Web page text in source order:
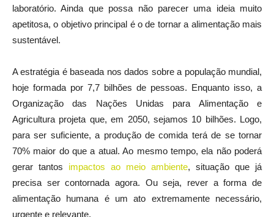
laboratório. Ainda que possa não parecer uma ideia muito
apetitosa, o objetivo principal é o de tornar a alimentação mais
sustentável.
A estratégia é baseada nos dados sobre a população mundial,
hoje formada por 7,7 bilhões de pessoas. Enquanto isso, a
Organização das Nações Unidas para Alimentação e
Agricultura projeta que, em 2050, sejamos 10 bilhões. Logo,
para ser suficiente, a produção de comida terá de se tornar
70% maior do que a atual. Ao mesmo tempo, ela não poderá
gerar tantos impactos ao meio ambiente, situação que já
precisa ser contornada agora. Ou seja, rever a forma de
alimentação humana é um ato extremamente necessário,
urgente e relevante.